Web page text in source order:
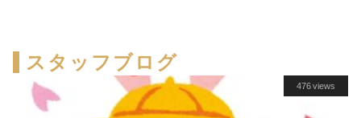
スタッフブログ
476 views